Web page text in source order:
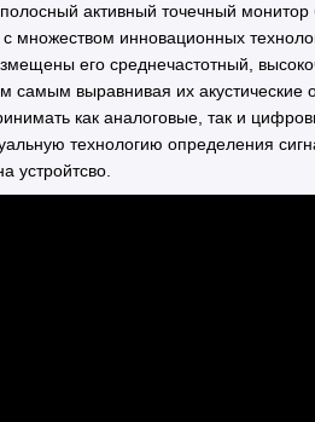
активный точечный
множеством инновационных
его среднечастотный,
выравнивая их акустические
как аналоговые, так и
технологию определения
устройтсво.